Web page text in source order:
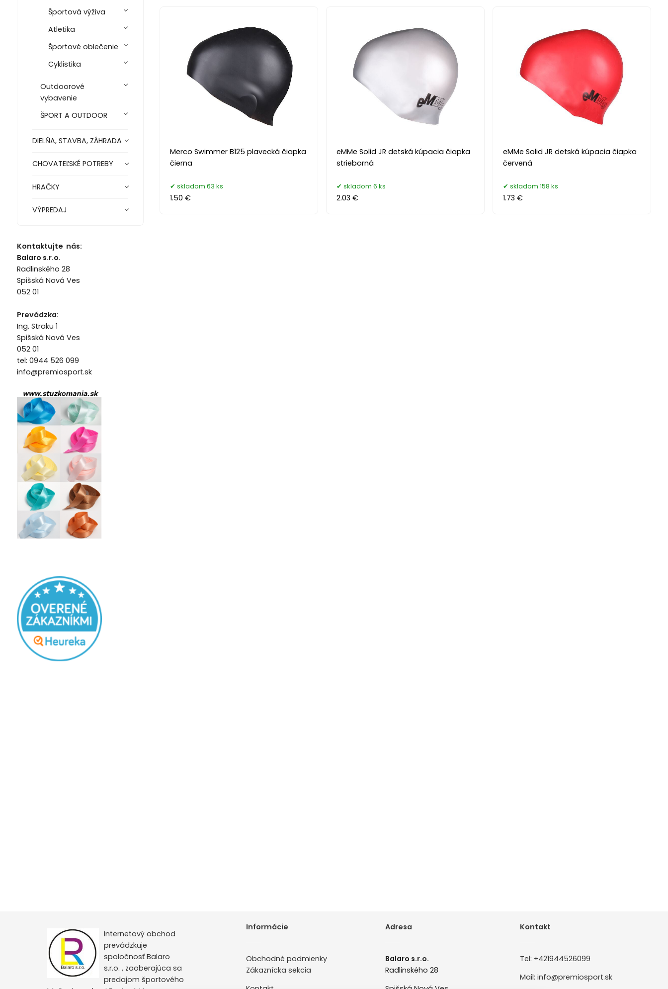
Športová výživa
Atletika
Športové oblečenie
Cyklistika
Outdoorové
vybavenie
ŠPORT A OUTDOOR
DIELŇA, STAVBA, ZÁHRADA
CHOVATEĽSKÉ POTREBY
HRAČKY
VÝPREDAJ
Kontaktujte nás:
Balaro s.r.o.
Radlinského 28
Spišská Nová Ves
052 01
Prevádzka:
Ing. Straku 1
Spišská Nová Ves
052 01
tel: 0944 526 099
info@premiosport.sk
Merco Swimmer B125 plavecká čiapka
čierna
skladom 63 ks
1.50 €
eMMe Solid JR detská kúpacia čiapka
strieborná
skladom 6 ks
2.03 €
eMMe Solid JR detská kúpacia čiapka
červená
skladom 158 ks
1.73 €
Internetový obchod
prevádzkuje
spoločnosť Balaro
s.r.o. , zaoberajúca sa
predajom športového
Informácie
Obchodné podmienky
Zákaznícka sekcia
Adresa
Balaro s.r.o.
Radlinského 28
Kontakt
Tel: +421944526099
Mail:info@premiosport.sk